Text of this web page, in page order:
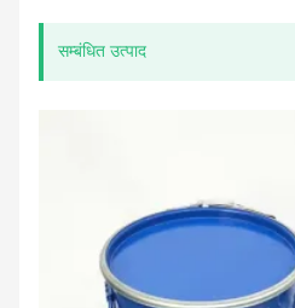
सम्बंधित उत्पाद